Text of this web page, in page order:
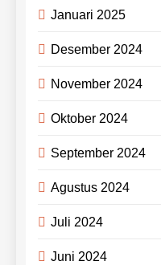
Januari 2025
Desember 2024
November 2024
Oktober 2024
September 2024
Agustus 2024
Juli 2024
Juni 2024